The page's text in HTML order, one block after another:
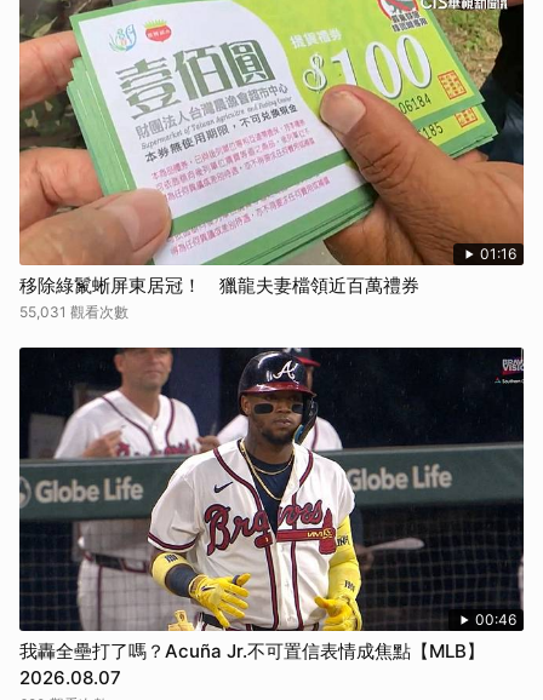
01:16
移除綠鬣蜥屏東居冠！ 獵龍夫妻檔領近百萬禮券
55,031 觀看次數
00:46
我轟全壘打了嗎？Acuña Jr.不可置信表情成焦點【MLB】
2026.08.07